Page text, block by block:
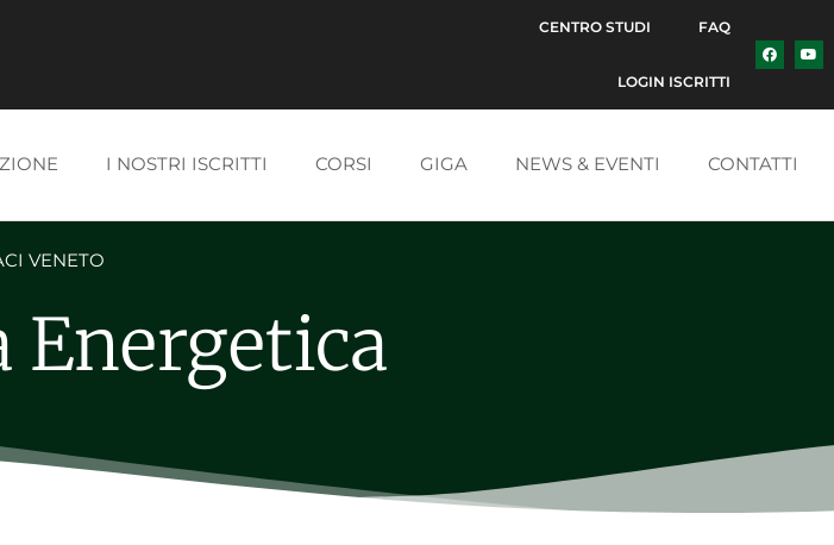
CENTRO STUDI FAQ
LOGIN ISCRITTI
I NOSTRI ISCRITTI CORSI GIGA NEWS & EVENTI CONTATTI
VENETO
Energetica